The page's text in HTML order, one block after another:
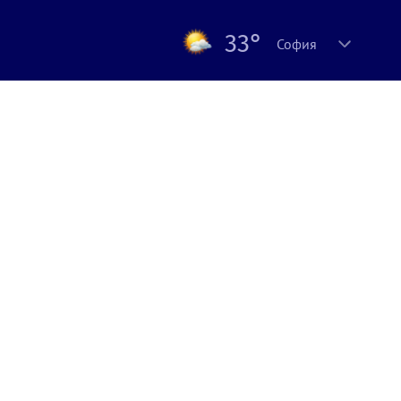
33° София